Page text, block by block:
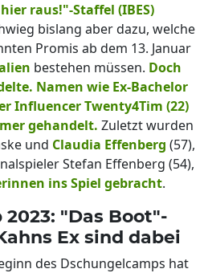
raus!"-Staffel (IBES)
bislang aber dazu, welche
Promis ab dem 13. Januar
bestehen müssen. Doch
Namen wie Ex-Bachelor
Influencer Twenty4Tim (22)
gehandelt. Zuletzt wurden
und Claudia Effenberg (57),
Stefan Effenberg (54),
ins Spiel gebracht.
"Das Boot"-
Ex sind dabei
des Dschungelcamps hat